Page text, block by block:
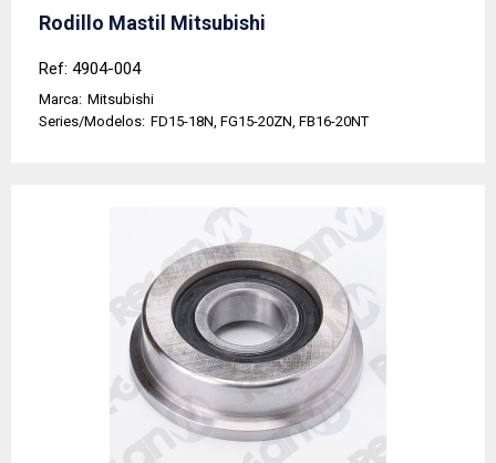
Rodillo Mastil Mitsubishi
Ref: 4904-004
Marca: Mitsubishi
Series/Modelos: FD15-18N, FG15-20ZN, FB16-20NT